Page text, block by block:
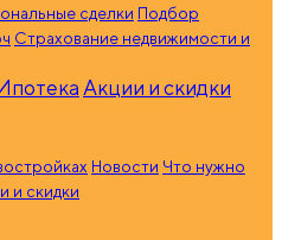
сделки Подбор
Страхование недвижимости и
ИпотекаАкции и скидки
Новости Что нужно
и скидки